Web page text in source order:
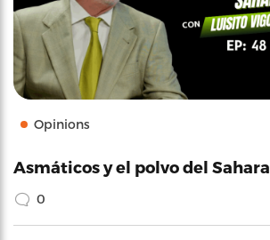
Opinions
Asmáticos y el polvo del Sahara
0